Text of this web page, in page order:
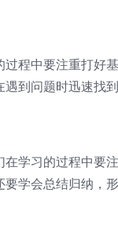
程中要注重打好
到问题时迅速找
学习的过程中要
学会总结归纳，